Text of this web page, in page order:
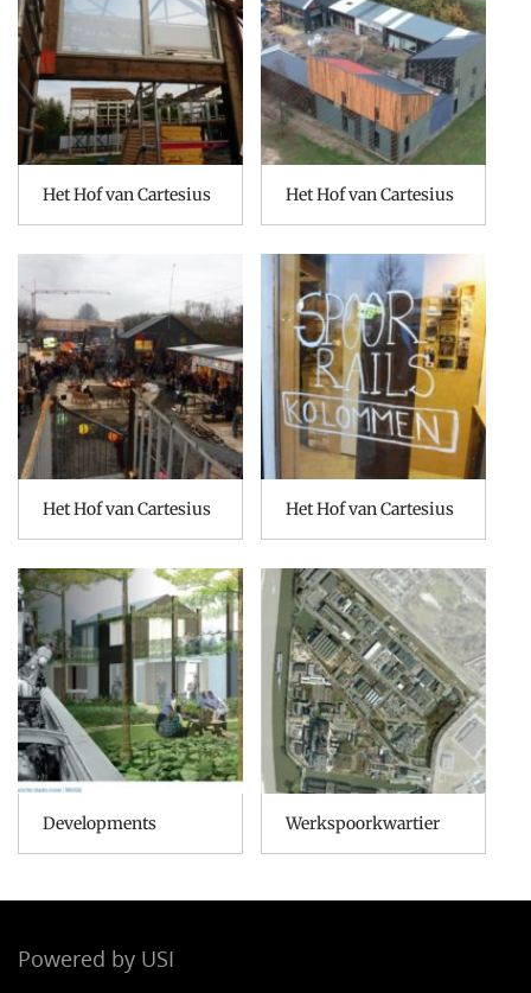
Het Hof van Cartesius Het Hof van Cartesius
Het Hof van Cartesius Het Hof van Cartesius
Developments Werkspoorkwartier
Powered by USI